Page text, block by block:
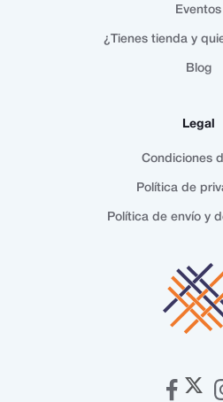
Eventos
¿Tienes tienda y
Blog
Legal
Condiciones
Política de
Política de envío y